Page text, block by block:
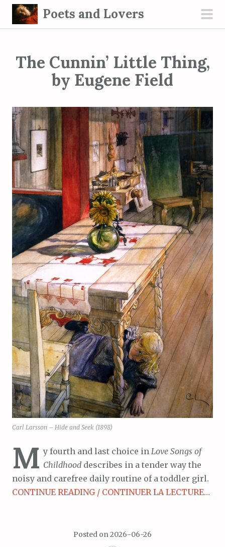
Poets and Lovers
The Cunnin’ Little Thing,
by Eugene Field
Carl Larsson – Hide and Seek (1898)
M y fourth and last choice in Love Songs of
Childhood describes in a tender way the
noisy and carefree daily routine of a toddler girl.
CONTINUE READING / CONTINUER LA LECTURE…
Posted on 2026-06-26